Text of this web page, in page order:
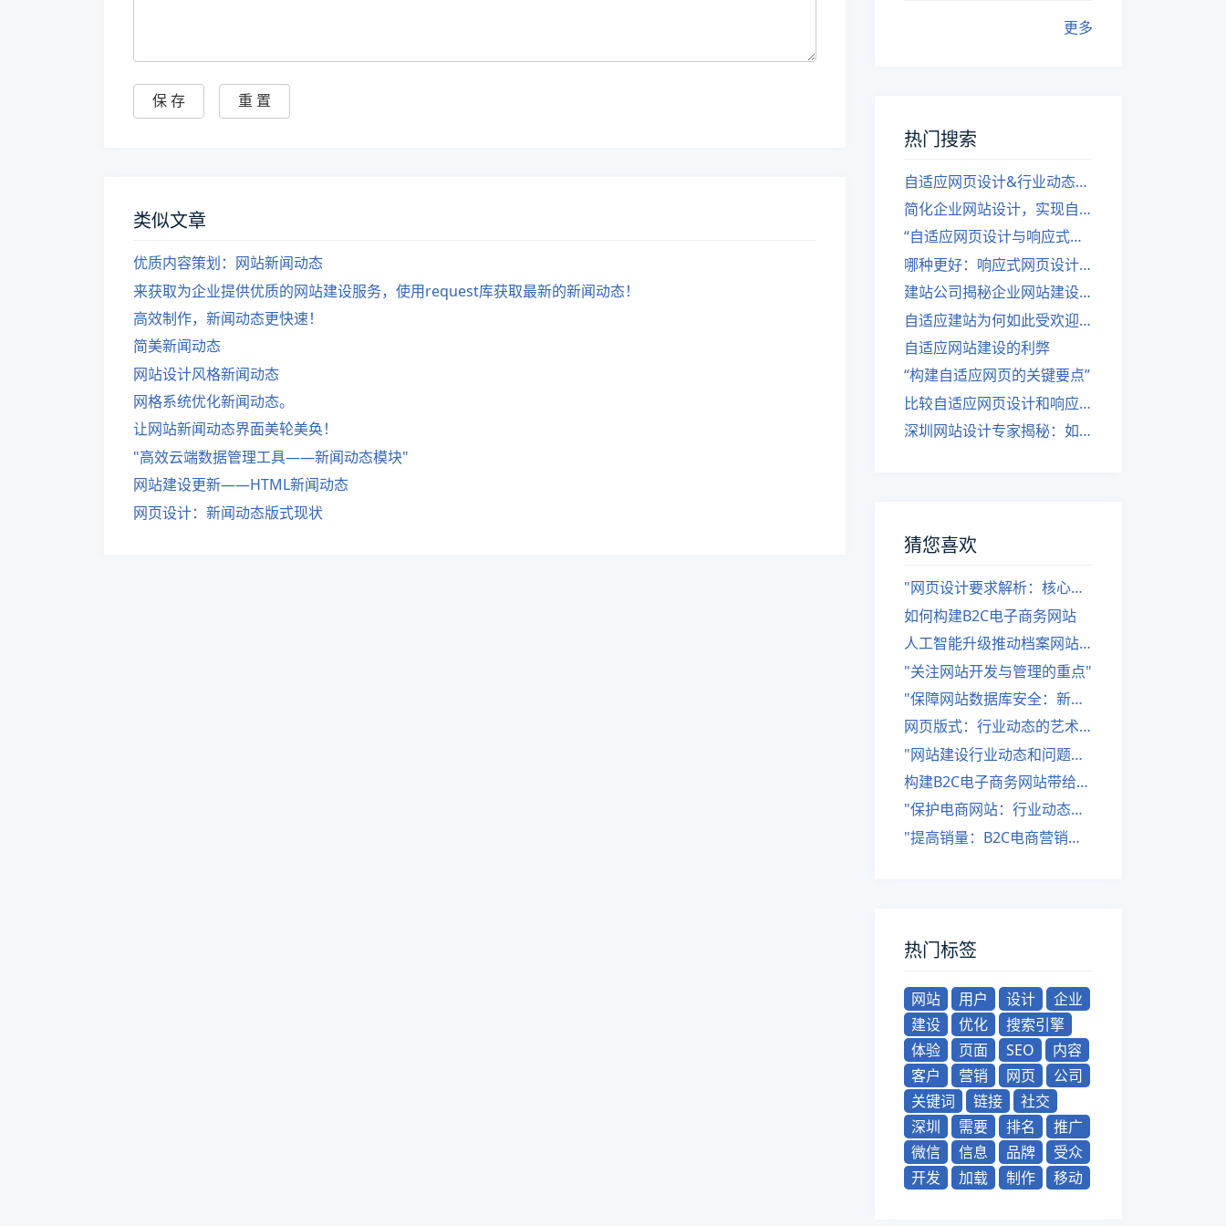
类似文章
优质内容策划：网站新闻动态
来获取为企业提供优质的网站建设服务，使用request库获取最新的新闻动态！
高效制作，新闻动态更快速！
简美新闻动态
网站设计风格新闻动态
网格系统优化新闻动态。
让网站新闻动态界面美轮美奂！
"高效云端数据管理工具——新闻动态模块"
网站建设更新——HTML新闻动态
网页设计：新闻动态版式现状
更多
热门搜索
自适应网页设计&行业动态，关注建站。
简化企业网站设计，实现自适应设计的方法
“自适应网页设计与响应式网站建设的异同”
哪种更好：响应式网页设计还是自适应网站？
建站公司揭秘企业网站建设核心原则
自适应建站为何如此受欢迎？
自适应网站建设的利弊
“构建自适应网页的关键要点”
比较自适应网页设计和响应式网站的差异
深圳网站设计专家揭秘：如何实现自适应网页设计
猜您喜欢
"网页设计要求解析：核心要素一览"
如何构建B2C电子商务网站
人工智能升级推动档案网站改进
"关注网站开发与管理的重点"
"保障网站数据库安全：新闻动态桌面安全问题解决"
网页版式：行业动态的艺术装饰
"网站建设行业动态和问题分析"
构建B2C电子商务网站带给企业的好处是什么？
"保护电商网站：行业动态与信息安全方案"
"提高销量：B2C电商营销策略"，
热门标签
网站 用户 设计
企业
建设
优化
搜索引擎
体验
页面 SEO
内容
客户
营销 网页
公司
关键词
链接
社交
深圳
需要 排名
推广
微信
信息 品牌
受众
开发
加载 制作 移动